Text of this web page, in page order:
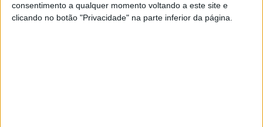
consentimento a qualquer momento voltando a este site e
clicando no botão "Privacidade" na parte inferior da página.